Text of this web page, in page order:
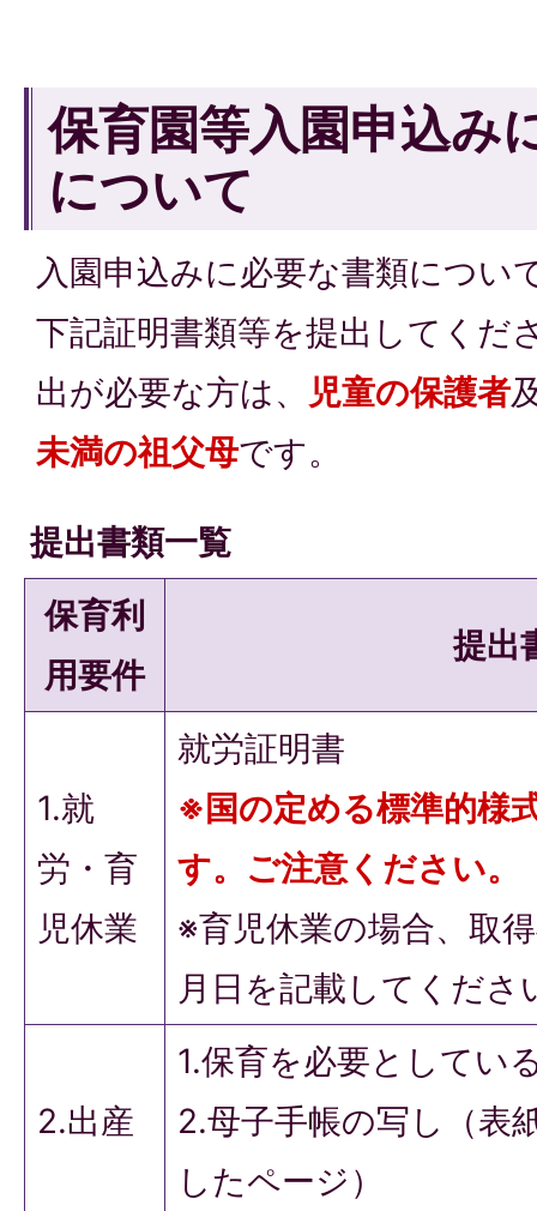
保育園等入園申込み
について
入園申込みに必要な書類につい
下記証明書類等を提出してくだ
出が必要な方は、 児童の保護者
未満の祖父母です。
提出書類一覧
保育利
用要件
提出
1.就
労・育
児休業
就労証明書
※国の定める標準的様
す。ご注意ください。
※育児休業の場合、取
月日を記載してくださ
2.出産
1.保育を必要としてい
2.母子手帳の写し（表
したページ）